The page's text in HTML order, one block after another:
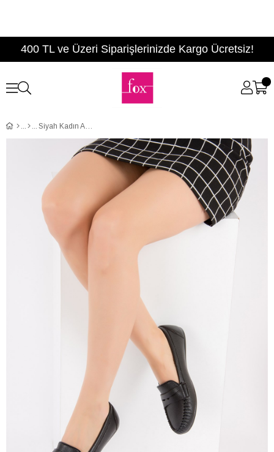
400 TL ve Üzeri Siparişlerinizde Kargo Ücretsiz!
Siyah Kadın Ayakkabı F757003009